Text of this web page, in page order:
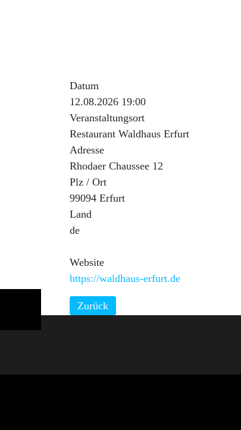
Datum
12.08.2026 19:00
Veranstaltungsort
Restaurant Waldhaus Erfurt
Adresse
Rhodaer Chaussee 12
Plz / Ort
99094 Erfurt
Land
de
Website
https://waldhaus-erfurt.de
Zurück